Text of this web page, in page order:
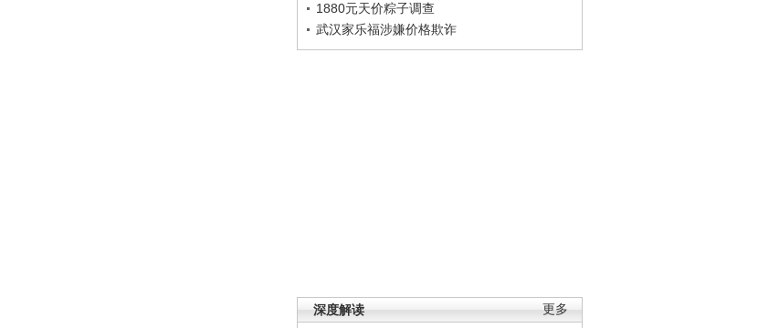
1880元天价粽子调查
武汉家乐福涉嫌价格欺诈
更多
深度解读